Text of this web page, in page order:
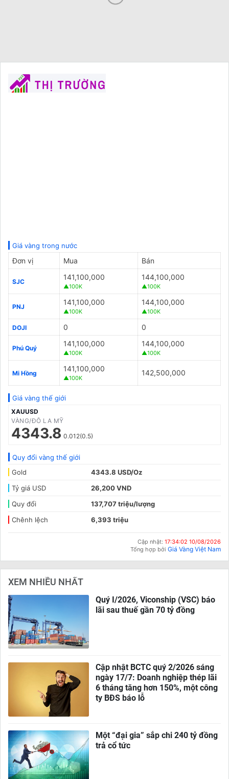
Giá vàng trong nước
Đơn vị Mua Bán
SJC
141,100,000
▲100K
144,100,000
▲100K
PNJ
141,100,000
▲100K
144,100,000
▲100K
DOJI 0 0
Phú Quý
141,100,000
▲100K
144,100,000
▲100K
Mi Hồng
141,100,000
▲100K
142,500,000
Giá vàng thế giới
XAUUSD
VÀNG/ĐÔ LA MỸ
4343.8 0.012(0.5)
Quy đổi vàng thế giới
Gold
4343.8 USD/Oz
Tỷ giá USD
26,200 VND
Quy đổi
137,707 triệu/lượng
Chênh lệch
6,393 triệu
Cập nhật: 17:34:02 10/08/2026
Tổng hợp bởi Giá Vàng Việt Nam
XEM NHIỀU NHẤT
Quý I/2026, Viconship (VSC) báo
lãi sau thuế gần 70 tỷ đồng
Cập nhật BCTC quý 2/2026 sáng
ngày 17/7: Doanh nghiệp thép lãi
6 tháng tăng hơn 150%, một công
ty BĐS báo lỗ
Một “đại gia” sắp chi 240 tỷ đồng
trả cổ tức